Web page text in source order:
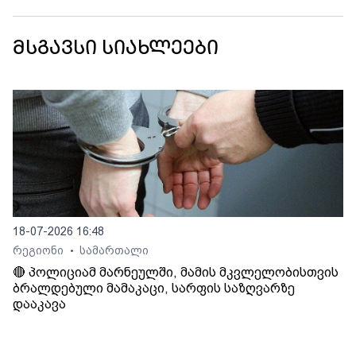
მსგავსი სიახლეები
18-07-2026 16:48
რეგიონი
• სამართალი
🔴 პოლიციამ მარნეულში, მამის მკვლელობისთვის
ბრალდებული მამაკაცი, სარფის საზღვარზე
დააკავა